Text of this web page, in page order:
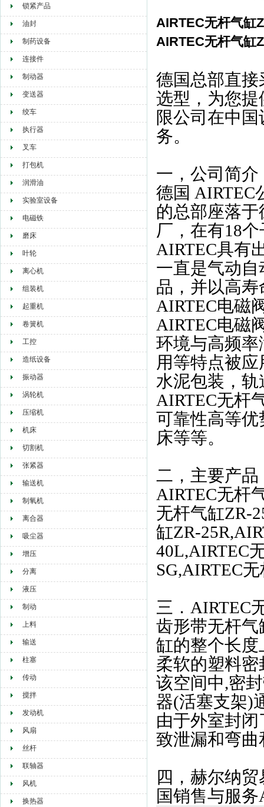
锁紧产品
油封
制药设备
连接件
制动器
变送器
绞车
执行器
叉车
打包机
润滑油
实验室设备
电磁铁
磨床
叶轮
离心机
组装机
起重机
卷簧机
工控
造纸设备
振动器
涡轮机
压缩机
机床
切割机
张紧器
输送机
制氧机
离合器
吸尘器
增压
分离
液压
制动
上料
输送
柱塞
传动
搅拌
发动机
风扇
丝杆
联轴器
风机
换热器
AIRTEC无杆气缸
AIRTEC无杆气缸
德国总部直
选型，为您
限公司在中
务。
一，公司简介
德国 AIRTEC
的总部座落
厂，在有18
AIRTEC具有
一直是气动
品，并以高
AIRTEC电磁
AIRTEC电磁
环境与高频
用等特点被
水泥包装，
AIRTEC无杆
可靠性高等
床等等。
二，主要产品
AIRTEC无杆
无杆气缸ZR-
缸ZR-
40L,AIRTEC
SG,AIRTEC
三．AIRTEC
齿形带无杆
缸的整个长
柔软的塑料
该空间中,密
器(活塞支架)
由于外室封
致泄漏和弯
四，赫尔纳
国销售与服